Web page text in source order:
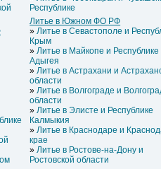
Республике
Литье в Южном ФО РФ
Литье в Севастополе и
Крым
Литье в Майкопе и Республике
Адыгея
Литье в Астрахани и
области
Литье в Волгограде и
области
Литье в Элисте и Республике
Калмыкия
Литье в Краснодаре и
крае
Литье в Ростове-на-Дону и
Ростовской области